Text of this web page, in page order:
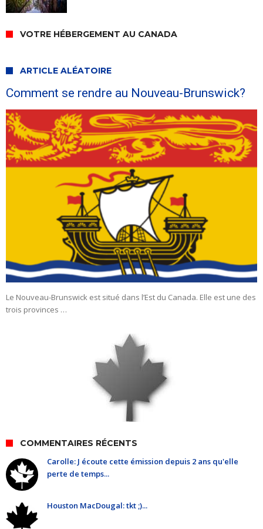
VOTRE HÉBERGEMENT AU CANADA
ARTICLE ALÉATOIRE
Comment se rendre au Nouveau-Brunswick?
Le Nouveau-Brunswick est situé dans l’Est du Canada. Elle est une des
trois provinces …
COMMENTAIRES RÉCENTS
Carolle: J écoute cette émission depuis 2 ans qu'elle
perte de temps...
Houston MacDougal: tkt ;)...